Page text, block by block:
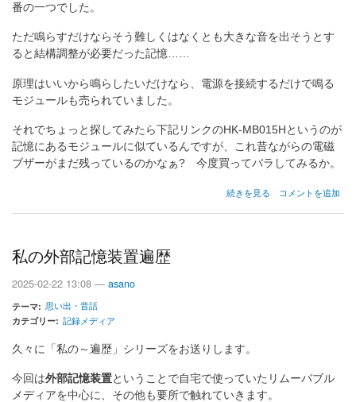
番の一つでした。
ただ鳴らすだけならそう難しくはなくとも大きな音を出そうとす
ると結構調整が必要だった記憶……
原理はいいから鳴らしたいだけなら、電源を接続するだけで鳴る
モジュールも売られていました。
それでちょっと探してみたら下記リンクのHK-MB015Hというのが
記憶にあるモジュールに似ているんですが、これ昔ながらの電磁
ブザーがまだ残っているのかなぁ? 今度買ってバラしてみるか。
ブ
続きを見る コメントを追加
私の外部記憶装置遍歴
2025-02-22 13:08 — asano
テーマ
思い出・昔話
カテゴリー 記録メディア
久々に「私の～遍歴」シリーズをお送りします。
今回は外部記憶装置ということで自宅で使っていたリムーバブル
メディアを中心に、その他も要所で触れていきます。